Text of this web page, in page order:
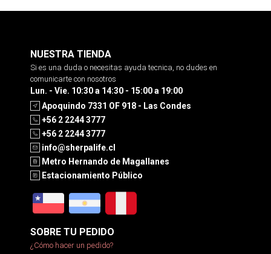
NUESTRA TIENDA
Si es una duda o necesitas ayuda tecnica, no dudes en
comunicarte con nosotros
Lun. - Vie. 10:30 a 14:30 - 15:00 a 19:00
Apoquindo 7331 OF 918 - Las Condes
+56 2 2244 3777
+56 2 2244 3777
info@sherpalife.cl
Metro Hernando de Magallanes
Estacionamiento Público
SOBRE TU PEDIDO
¿Cómo hacer un pedido?